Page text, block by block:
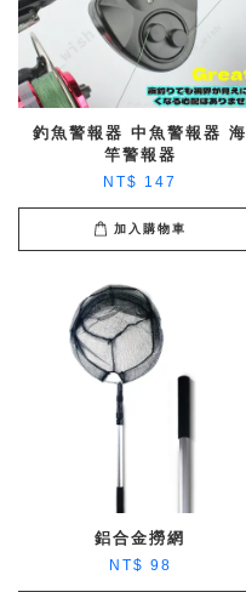
釣魚警報器 中魚警報器 海
竿警報器
NT$ 147
加入購物車
鋁合金撈網
NT$ 98